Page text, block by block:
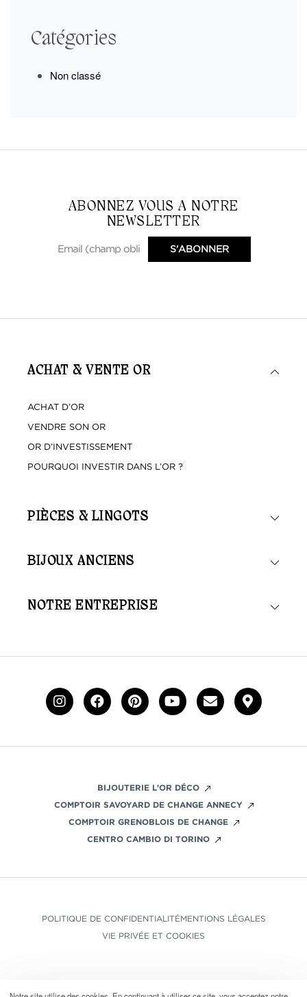
Catégories
Non classé
ABONNEZ VOUS A NOTRE
NEWSLETTER
ACHAT & VENTE OR
ACHAT D’OR
VENDRE SON OR
OR D’INVESTISSEMENT
POURQUOI INVESTIR DANS L’OR ?
PIÈCES & LINGOTS
BIJOUX ANCIENS
NOTRE ENTREPRISE
BIJOUTERIE L'OR DÉCO
COMPTOIR SAVOYARD DE CHANGE ANNECY
COMPTOIR GRENOBLOIS DE CHANGE
CENTRO CAMBIO DI TORINO
POLITIQUE DE CONFIDENTIALITÉMENTIONS LÉGALES
VIE PRIVÉE ET COOKIES